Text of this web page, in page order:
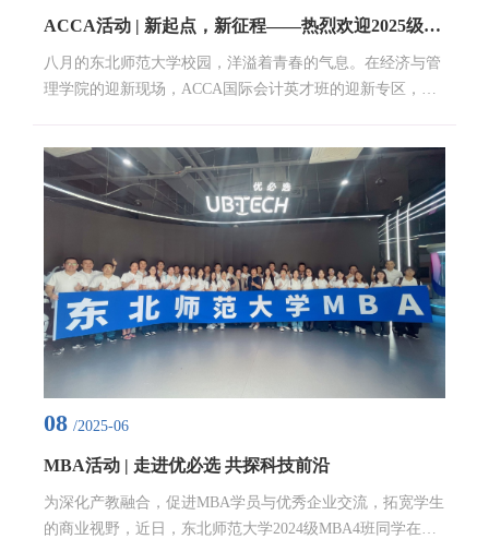
ACCA活动 | 新起点，新征程——热烈欢迎2025级新同学
八月的东北师范大学校园，洋溢着青春的气息。在经济与管
理学院的迎新现场，ACCA国际会计英才班的迎新专区，凭
与挑战的大学新征程。迎新现场，ACCA班级的报到处布置
得简洁而温馨。蓝色的帐篷下，“ACCA国际会计英才班欢迎
你”的标语十分醒目，旁边的展架详细介绍着ACCA（特许公
认会计师公会）的优势，从职场绝对竞争力，到毕业生高薪
优势，...
08 /2025-06
MBA活动 | 走进优必选 共探科技前沿
为深化产教融合，促进MBA学员与优秀企业交流，拓宽学生
的商业视野，近日，东北师范大学2024级MBA4班同学在经